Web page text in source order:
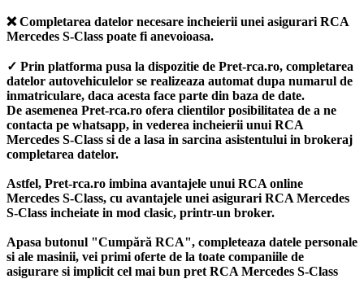
❌ Completarea datelor necesare incheierii unei asigurari RCA
Mercedes S-Class poate fi anevoioasa.
✓ Prin platforma pusa la dispozitie de Pret-rca.ro, completarea
datelor autovehiculelor se realizeaza automat dupa numarul de
inmatriculare, daca acesta face parte din baza de date.
De asemenea Pret-rca.ro ofera clientilor posibilitatea de a ne
contacta pe whatsapp, in vederea incheierii unui RCA
Mercedes S-Class si de a lasa in sarcina asistentului in brokeraj
completarea datelor.
Astfel, Pret-rca.ro imbina avantajele unui RCA online
Mercedes S-Class, cu avantajele unei asigurari RCA Mercedes
S-Class incheiate in mod clasic, printr-un broker.
Apasa butonul "Cumpără RCA", completeaza datele personale
si ale masinii, vei primi oferte de la toate companiile de
asigurare si implicit cel mai bun pret RCA Mercedes S-Class